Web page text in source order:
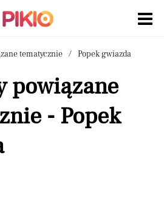
tematycznie Popek gwiazda
powiązane
- Popek